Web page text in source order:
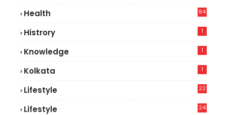
Health
84
Histrory 1
Knowledge 1
Kolkata 1
Lifestyle
22
Lifestyle
24